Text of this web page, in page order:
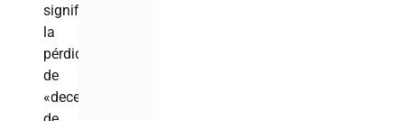
significar
la
pérdida
de
«decenas